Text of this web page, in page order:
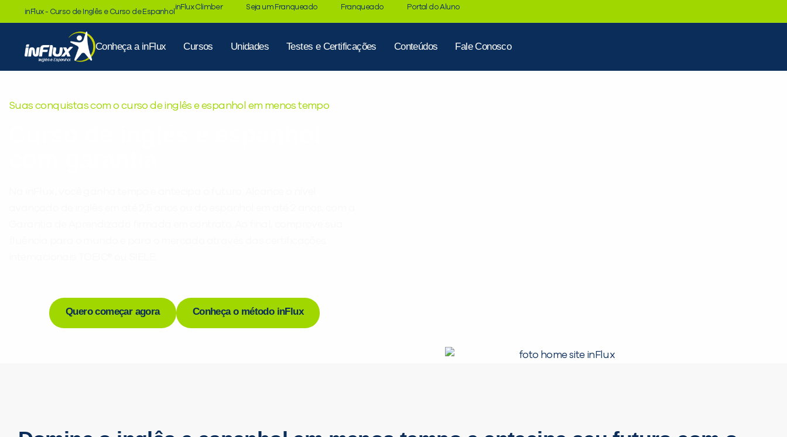
inFlux - Curso de Inglês e Curso de Espanhol
inFlux Climber Seja um Franqueado Franqueado Portal do Aluno
Conheça a inFlux Cursos Unidades Testes e Certificações Conteúdos Fale Conosco
Suas conquistas com o curso de inglês e espanhol em menos tempo
Quero começar agora Conheça o método inFlux